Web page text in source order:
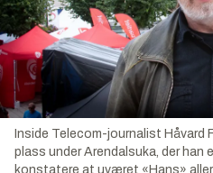
Inside Telecom-journalist Håvard
plass under Arendalsuka, der han
konstatere at uværet «Hans»